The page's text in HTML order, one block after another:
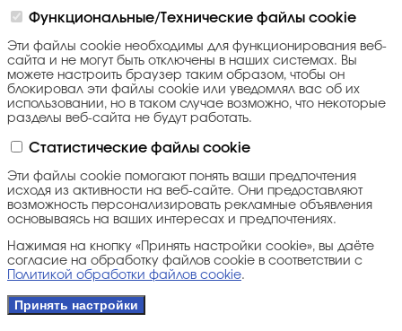
Функциональные/Технические файлы cookie
Эти файлы cookie необходимы для функционирования веб-
сайта и не могут быть отключены в наших системах. Вы
можете настроить браузер таким образом, чтобы он
блокировал эти файлы cookie или уведомлял вас об их
использовании, но в таком случае возможно, что некоторые
разделы веб-сайта не будут работать.
Статистические файлы cookie
Эти файлы cookie помогают понять ваши предпочтения
исходя из активности на веб-сайте. Они предоставляют
возможность персонализировать рекламные объявления
основываясь на ваших интересах и предпочтениях.
Нажимая на кнопку «Принять настройки cookie», вы даёте
согласие на обработку файлов cookie в соответствии с
Политикой обработки файлов cookie.
Принять настройки